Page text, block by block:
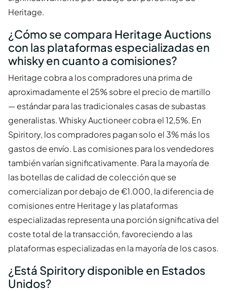
Heritage.
¿Cómo se compara Heritage Auctions
con las plataformas especializadas en
whisky en cuanto a comisiones?
Heritage cobra a los compradores una prima de
aproximadamente el 25% sobre el precio de martillo
— estándar para las tradicionales casas de subastas
generalistas. Whisky Auctioneer cobra el 12,5%. En
Spiritory, los compradores pagan solo el 3% más los
gastos de envío. Las comisiones para los vendedores
también varían significativamente. Para la mayoría de
las botellas de calidad de colección que se
comercializan por debajo de €1.000, la diferencia de
comisiones entre Heritage y las plataformas
especializadas representa una porción significativa del
coste total de la transacción, favoreciendo a las
plataformas especializadas en la mayoría de los casos.
¿Está Spiritory disponible en Estados
Unidos?